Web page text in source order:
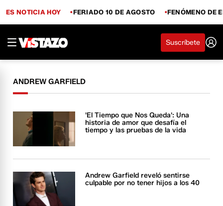
ES NOTICIA HOY FERIADO 10 DE AGOSTO FENÓMENO DE
Suscríbete
ANDREW GARFIELD
'El Tiempo que Nos Queda': Una
historia de amor que desafía el
tiempo y las pruebas de la vida
Andrew Garfield reveló sentirse
culpable por no tener hijos a los 40